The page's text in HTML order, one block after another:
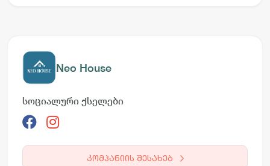
Neo House
სოციალური ქსელები
კომპანიის შესახებ